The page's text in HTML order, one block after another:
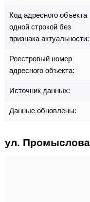
Код адресного объекта
одной строкой без
признака актуальности:
Реестровый номер
адресного объекта:
Источник данных:
Данные обновлены:
ул.